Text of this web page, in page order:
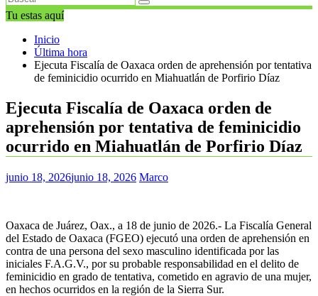
Tu estas aquí
Inicio
Última hora
Ejecuta Fiscalía de Oaxaca orden de aprehensión por tentativa
de feminicidio ocurrido en Miahuatlán de Porfirio Díaz
Ejecuta Fiscalía de Oaxaca orden de
aprehensión por tentativa de feminicidio
ocurrido en Miahuatlán de Porfirio Díaz
junio 18, 2026junio 18, 2026 Marco
Oaxaca de Juárez, Oax., a 18 de junio de 2026.- La Fiscalía General
del Estado de Oaxaca (FGEO) ejecutó una orden de aprehensión en
contra de una persona del sexo masculino identificada por las
iniciales F.A.G.V., por su probable responsabilidad en el delito de
feminicidio en grado de tentativa, cometido en agravio de una mujer,
en hechos ocurridos en la región de la Sierra Sur.